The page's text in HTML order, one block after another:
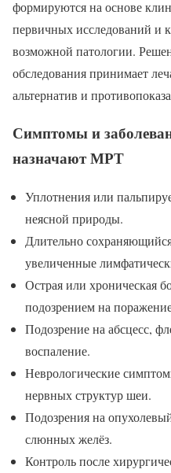
формируются на основе
первичных исследований и
возможной патологии.
обследования принимает
альтернатив и
Симптомы и
назначают МРТ
Уплотнения или
неясной природы.
Длительно
увеличенные
Острая или хроническая
подозрением на
Подозрение на абсцесс,
воспаление.
Неврологические
нервных структур шеи.
Подозрения на
слюнных желёз.
Контроль после